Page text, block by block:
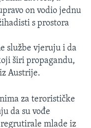
on vodio jednu
s prostora
službe vjeruju i da
širi propagandu,
Austrije.
za terorističke
da su vođe
mlade iz